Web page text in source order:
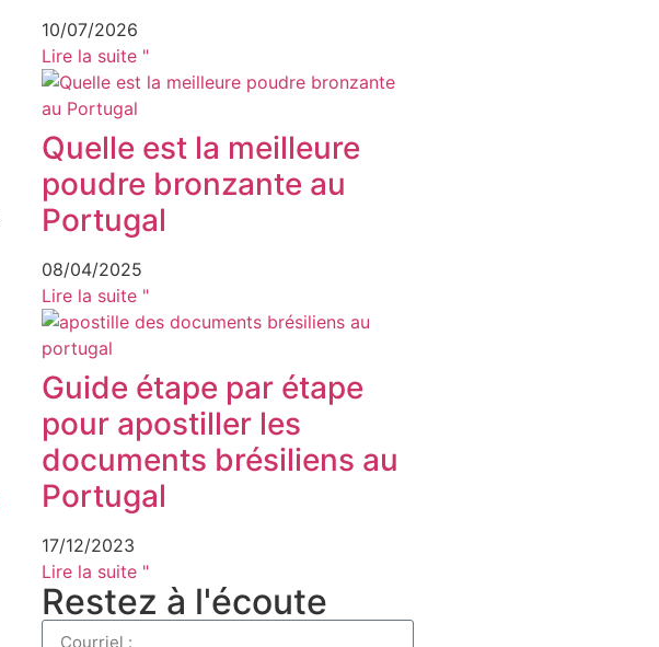
10/07/2026
Lire la suite "
Quelle est la meilleure
poudre bronzante au
Portugal
08/04/2025
Lire la suite "
Guide étape par étape
pour apostiller les
documents brésiliens au
Portugal
17/12/2023
Lire la suite "
Restez à l'écoute